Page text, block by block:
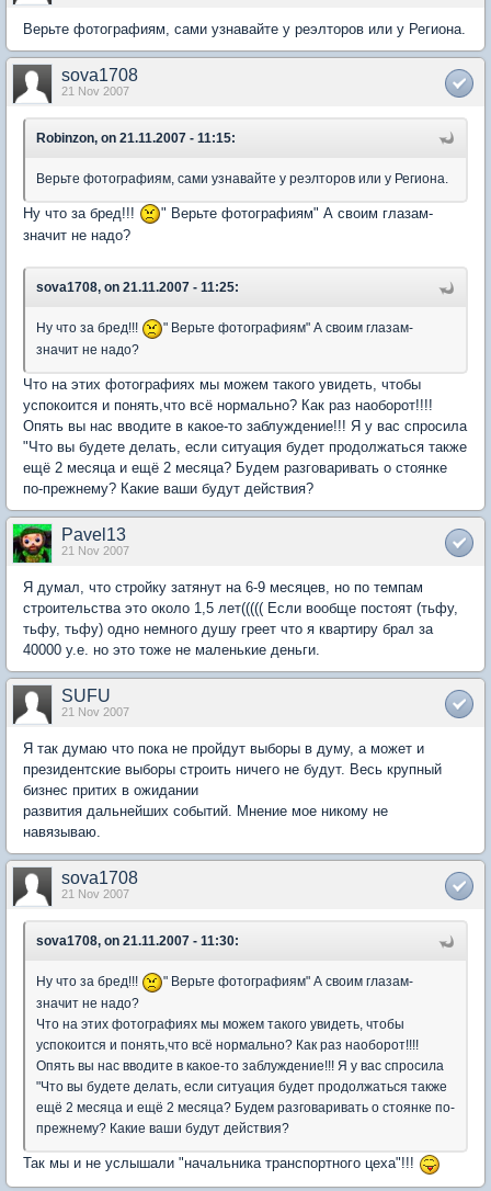
Верьте фотографиям, сами узнавайте у реэлторов или у Региона.
sova1708
21 Nov 2007
Robinzon, on 21.11.2007 - 11:15:
Верьте фотографиям, сами узнавайте у реэлторов или у Региона.
Ну что за бред!!!
" Верьте фотографиям" А своим глазам-
значит не надо?
sova1708, on 21.11.2007 - 11:25:
Ну что за бред!!!
" Верьте фотографиям" А своим глазам-
значит не надо?
Что на этих фотографиях мы можем такого увидеть, чтобы
успокоится и понять,что всё нормально? Как раз наоборот!!!!
Опять вы нас вводите в какое-то заблуждение!!! Я у вас спросила
"Что вы будете делать, если ситуация будет продолжаться также
ещё 2 месяца и ещё 2 месяца? Будем разговаривать о стоянке
по-прежнему? Какие ваши будут действия?
Pavel13
21 Nov 2007
Я думал, что стройку затянут на 6-9 месяцев, но по темпам
строительства это около 1,5 лет((((( Если вообще постоят (тьфу,
тьфу, тьфу) одно немного душу греет что я квартиру брал за
40000 у.е. но это тоже не маленькие деньги.
SUFU
21 Nov 2007
Я так думаю что пока не пройдут выборы в думу, а может и
президентские выборы строить ничего не будут. Весь крупный
бизнес притих в ожидании
развития дальнейших событий. Мнение мое никому не
навязываю.
sova1708
21 Nov 2007
sova1708, on 21.11.2007 - 11:30:
Ну что за бред!!!
" Верьте фотографиям" А своим глазам-
значит не надо?
Что на этих фотографиях мы можем такого увидеть, чтобы
успокоится и понять,что всё нормально? Как раз наоборот!!!!
Опять вы нас вводите в какое-то заблуждение!!! Я у вас спросила
"Что вы будете делать, если ситуация будет продолжаться также
ещё 2 месяца и ещё 2 месяца? Будем разговаривать о стоянке по-
прежнему? Какие ваши будут действия?
Так мы и не услышали "начальника транспортного цеха"!!!